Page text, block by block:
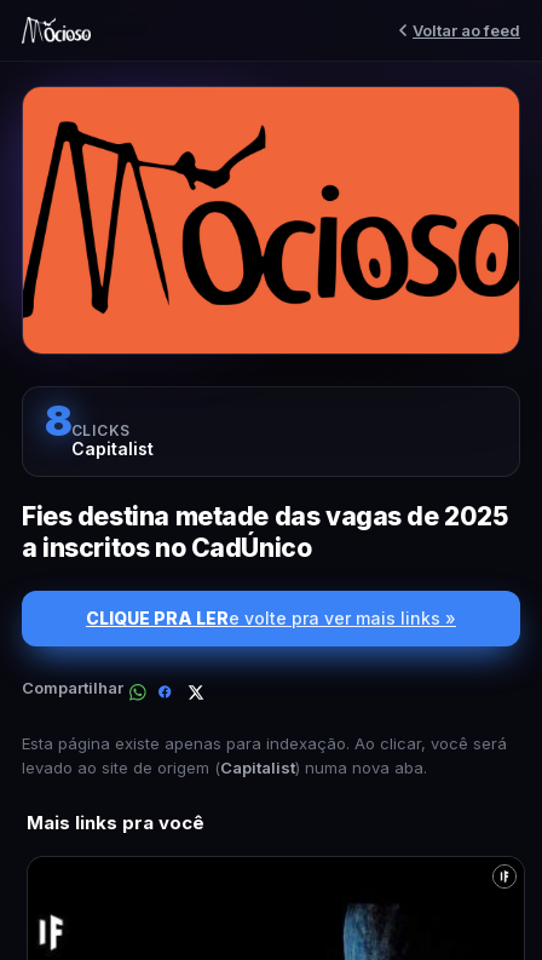
Voltar ao feed
8CLICKS
Capitalist
Fies destina metade das vagas de 2025
a inscritos no CadÚnico
CLIQUE PRA LERe volte pra ver mais links »
Compartilhar
Esta página existe apenas para indexação. Ao clicar, você será
levado ao site de origem (Capitalist) numa nova aba.
Mais links pra você